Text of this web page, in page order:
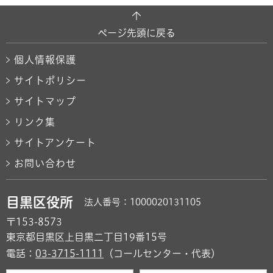
ページ先頭に戻る
個人情報保護
サイトポリシー
サイトマップ
リンク集
サイトアンケート
お問い合わせ
目黒区役所 法人番号：1000020131105
〒153-8573
東京都目黒区上目黒二丁目19番15号
電話： 03-3715-1111 （コールセンター・代表）